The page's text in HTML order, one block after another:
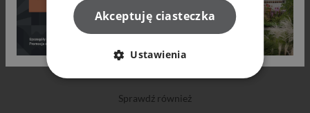
Oferta
Sprawdź również
Akceptuję ciasteczka
Ustawienia